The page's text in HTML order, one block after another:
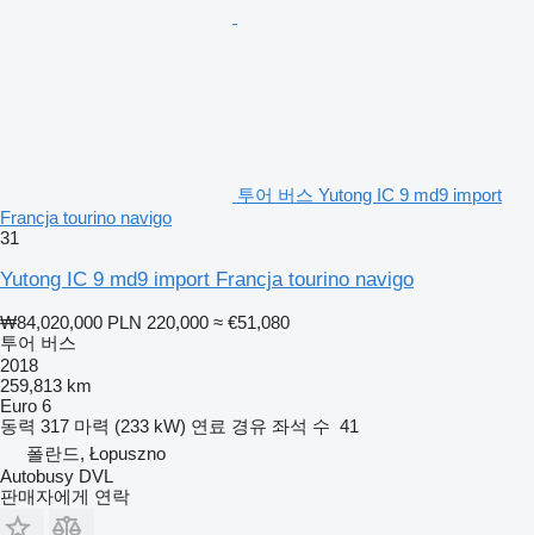
투어 버스 Yutong IC 9 md9 import
Francja tourino navigo
31
Yutong IC 9 md9 import Francja tourino navigo
₩84,020,000 PLN 220,000 ≈ €51,080
투어 버스
2018
259,813 km
Euro 6
동력 317 마력 (233 kW) 연료 경유 좌석 수 41
폴란드, Łopuszno
Autobusy DVL
판매자에게 연락